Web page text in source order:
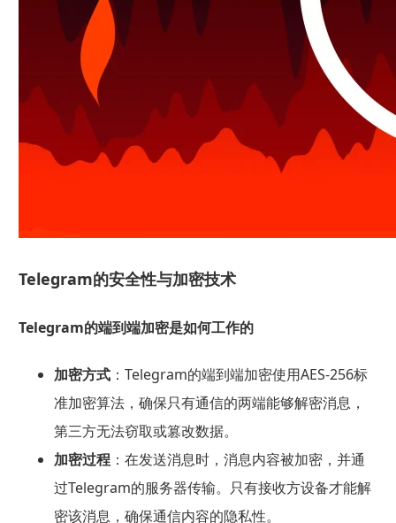
Telegram的安全性与加密技术
Telegram的端到端加密是如何工作的
加密方式：Telegram的端到端加密使用AES-256标
准加密算法，确保只有通信的两端能够解密消息，
第三方无法窃取或篡改数据。
加密过程：在发送消息时，消息内容被加密，并通
过Telegram的服务器传输。只有接收方设备才能解
密该消息，确保通信内容的隐私性。